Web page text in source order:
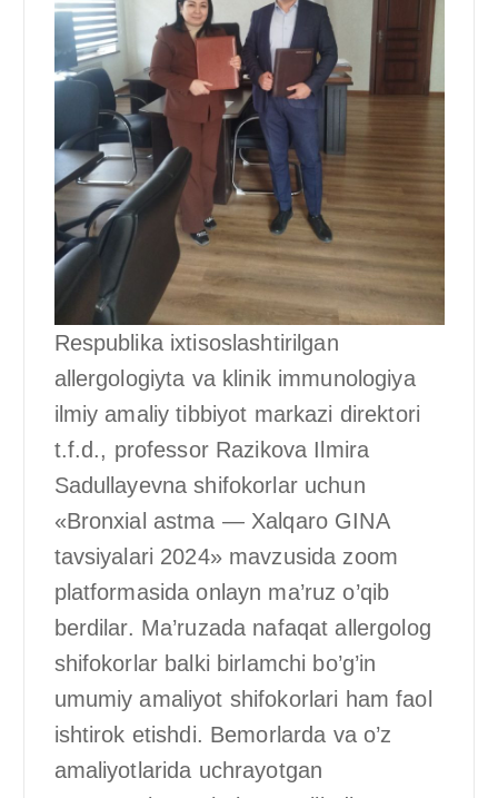
Respublika ixtisoslashtirilgan
allergologiyta va klinik immunologiya
ilmiy amaliy tibbiyot markazi direktori
t.f.d., professor Razikova Ilmira
Sadullayevna shifokorlar uchun
«Bronxial astma — Xalqaro GINA
tavsiyalari 2024» mavzusida zoom
platformasida onlayn ma’ruz o’qib
berdilar. Ma’ruzada nafaqat allergolog
shifokorlar balki birlamchi bo’g’in
umumiy amaliyot shifokorlari ham faol
ishtirok etishdi. Bemorlarda va o’z
amaliyotlarida uchrayotgan